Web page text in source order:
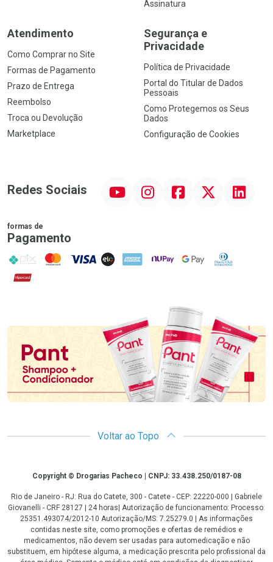
Assinatura
Atendimento
Como Comprar no Site
Formas de Pagamento
Prazo de Entrega
Reembolso
Troca ou Devolução
Marketplace
Segurança e
Privacidade
Política de Privacidade
Portal do Titular de Dados
Pessoais
Como Protegemos os Seus
Dados
Configuração de Cookies
Redes Sociais InstagramFacebook Linkedin
formas de
Pagamento
PIX MasterCard
VISA ELO AMEX NuPay Google PayDiners Club
Hipercard
Promoção em Destaque
Voltar ao Topo
CopyrightCopyright © Drogarias Pacheco | CNPJ: 33.438.250/0187-08
Rio de Janeiro - RJ: Rua do Catete, 300 - Catete - CEP: 22220-000 | Gabriele
Giovanelli - CRF 28127 | 24 horas| Autorização de funcionamento: Processo:
25351.493074/2012-10 Autorização/MS: 7.25279.0 | As informações
contidas neste site, como promoções e ofertas de remédios e
medicamentos, não devem ser usadas para automedicação e não
substituem, em hipótese alguma, a medicação prescrita pelo profissional da